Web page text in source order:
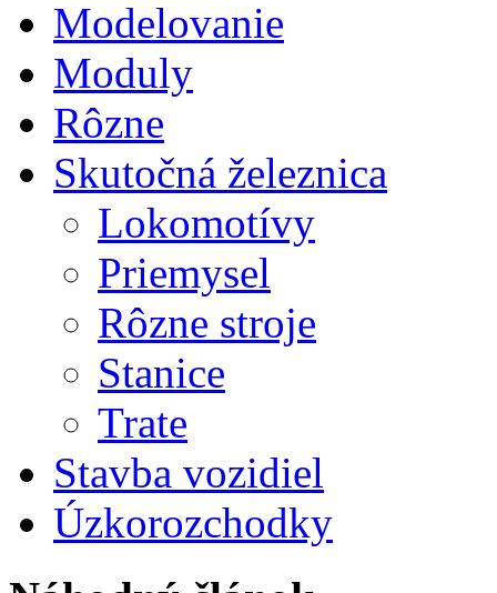
Modelovanie
Moduly
Rôzne
Skutočná železnica
Lokomotívy
Priemysel
Rôzne stroje
Stanice
Trate
Stavba vozidiel
Úzkorozchodky